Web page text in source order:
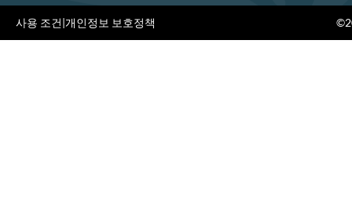
사용 조건|개인정보 보호정책